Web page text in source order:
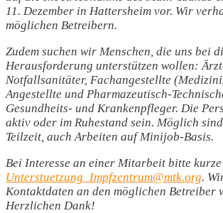
11. Dezember in Hattersheim vor. Wir
möglichen Betreibern.
Zudem suchen wir Menschen, die uns bei
Herausforderung unterstützen wollen:
Notfallsanitäter, Fachangestellte
Angestellte und Pharmazeutisch-
Gesundheits- und Krankenpfleger. Die
aktiv oder im Ruhestand sein. Möglich
Teilzeit, auch Arbeiten auf Minijob-Basis.
Bei Interesse an einer Mitarbeit bitte
Unterstuetzung_Impfzentrum@mtk.org.
Kontaktdaten an den möglichen Betreiber
Herzlichen Dank!